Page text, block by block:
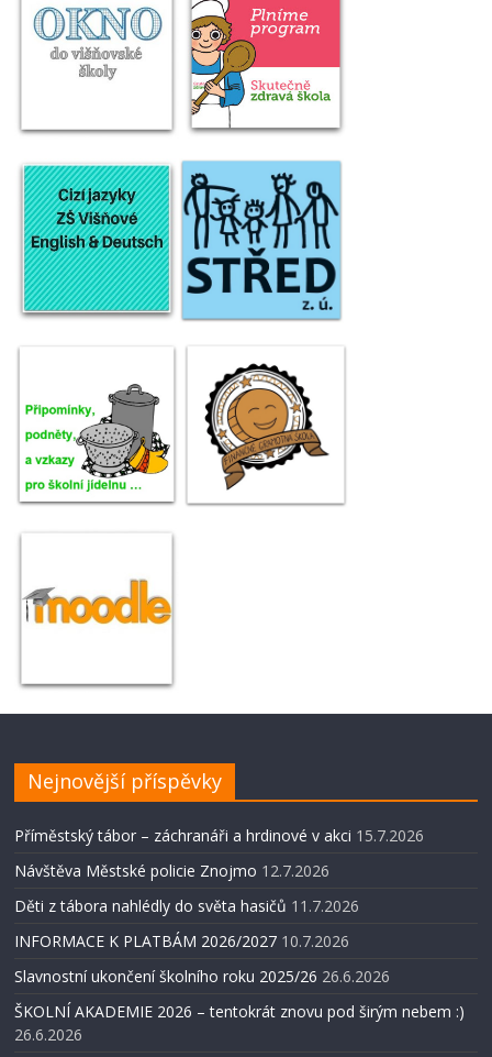
Nejnovější příspěvky
Příměstský tábor – záchranáři a hrdinové v akci 15.7.2026
Návštěva Městské policie Znojmo 12.7.2026
Děti z tábora nahlédly do světa hasičů 11.7.2026
INFORMACE K PLATBÁM 2026/2027 10.7.2026
Slavnostní ukončení školního roku 2025/26 26.6.2026
ŠKOLNÍ AKADEMIE 2026 – tentokrát znovu pod širým nebem :)
26.6.2026